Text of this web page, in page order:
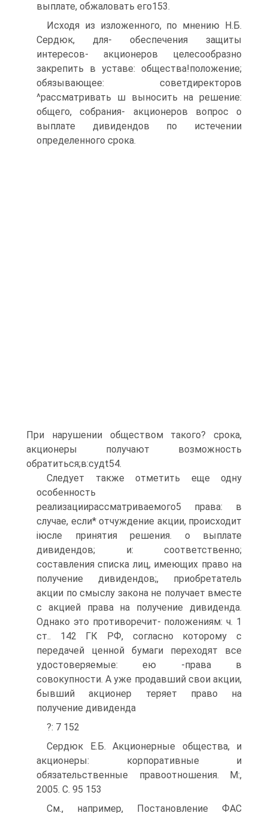
выплате, обжаловать его153.
Исходя из изложенного, по мнению Н.Б.
Сердюк, для- обеспечения защиты
интересов- акционеров целесообразно
закрепить в уставе: общества!положение;
обязывающее: советдиректоров
^рассматривать ш выносить на решение:
общего, собрания- акционеров вопрос о
выплате дивидендов по истечении
определенного срока.
При нарушении обществом такого? срока,
акционеры получают возможность
обратиться;в:судt54.
Следует также отметить еще одну
особенность
реализациирассматриваемого5 права: в
случае, если* отчуждение акции, происходит
iюсле принятия решения. о выплате
дивидендов; и: соответственно;
составления списка лиц, имеющих право на
получение дивидендов;, приобретатель
акции по смыслу закона не получает вместе
с акцией права на получение дивиденда.
Однако это противоречит- положениям: ч. 1
ст.. 142 ГК РФ, согласно которому с
передачей ценной бумаги переходят все
удостоверяемые: ею -права в
совокупности. А уже продавший свои акции,
бывший акционер теряет право на
получение дивиденда
?: 7 152
Сердюк Е.Б. Акционерные общества, и
акционеры: корпоративные и
обязательственные правоотношения. M:,
2005. С. 95 153
См., например, Постановление ФАС